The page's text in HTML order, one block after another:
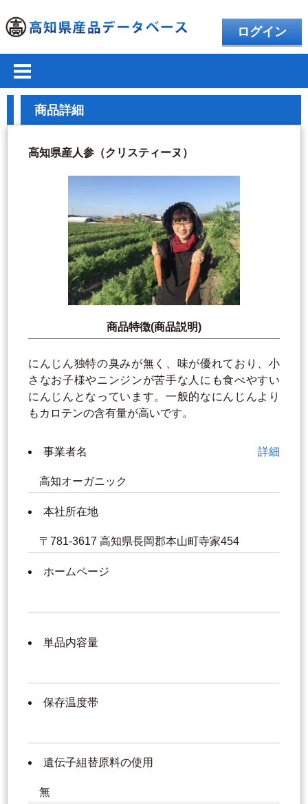
ログイン
商品詳細
高知県産人参（クリスティーヌ）
商品特徴(商品説明)
にんじん独特の臭みが無く、味が優れており、小
さなお子様やニンジンが苦手な人にも食べやすい
にんじんとなっています。一般的なにんじんより
もカロテンの含有量が高いです。
事業者名 詳細
高知オーガニック
本社所在地
〒781-3617 高知県長岡郡本山町寺家454
ホームページ
単品内容量
保存温度帯
遺伝子組替原料の使用
無